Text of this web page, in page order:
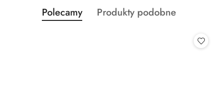
Pomiń karuzelę produktów
Produkty
o
Polecamy
Produkty
Produkty podobne